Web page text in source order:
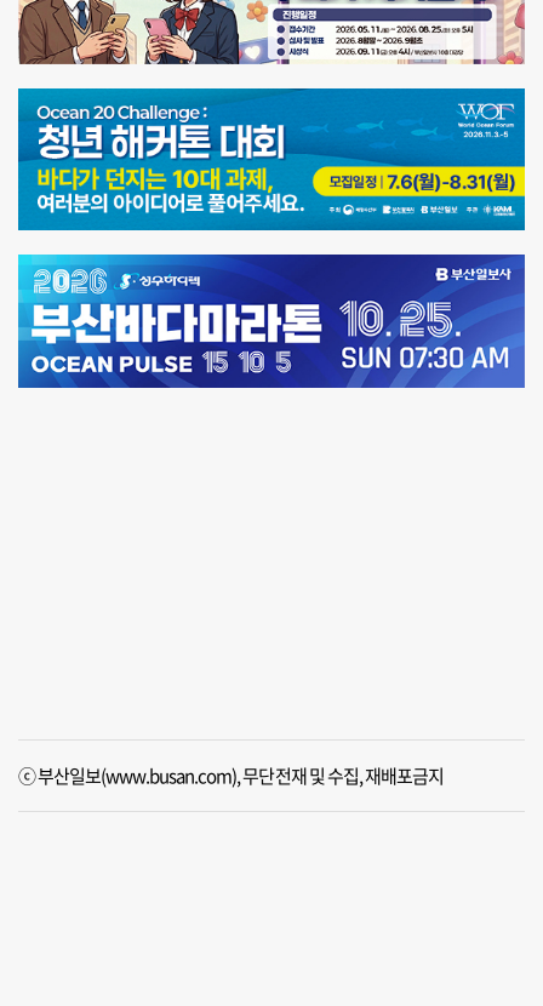
ⓒ 부산일보(www.busan.com), 무단전재 및 수집, 재배포금지